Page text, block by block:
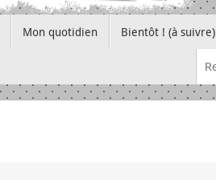
Mon quotidien Bientôt ! (à suivre)